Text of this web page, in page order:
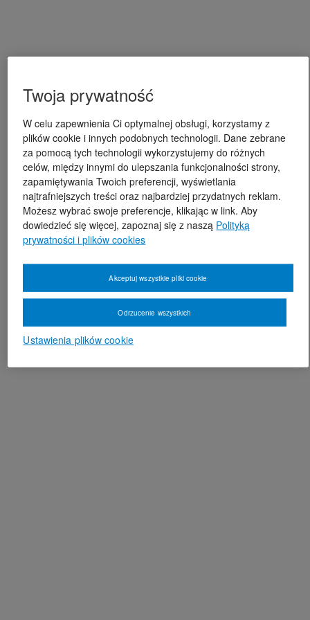
Twoja prywatność
W celu zapewnienia Ci optymalnej obsługi, korzystamy z
plików cookie i innych podobnych technologii. Dane zebrane
za pomocą tych technologii wykorzystujemy do różnych
celów, między innymi do ulepszania funkcjonalności strony,
zapamiętywania Twoich preferencji, wyświetlania
najtrafniejszych treści oraz najbardziej przydatnych reklam.
Możesz wybrać swoje preferencje, klikając w link. Aby
dowiedzieć się więcej, zapoznaj się z naszą Polityką
prywatności i plików cookies
Ustawienia plików cookie
Odrzucenie wszystkich
Akceptuj wszystkie pliki cookie